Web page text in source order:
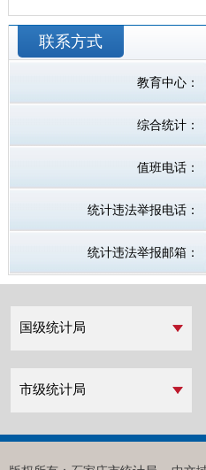
联系方式
教育中心：
综合统计：
值班电话：
统计违法举报电话：
统计违法举报邮箱：